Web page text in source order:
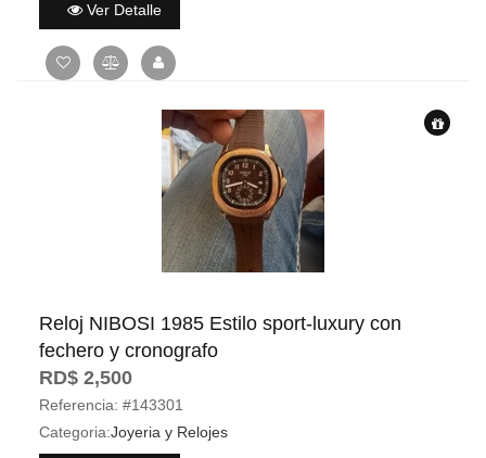
Ver Detalle
Reloj NIBOSI 1985 Estilo sport-luxury con
fechero y cronografo
RD$ 2,500
Referencia: #143301
Categoria:Joyeria y Relojes